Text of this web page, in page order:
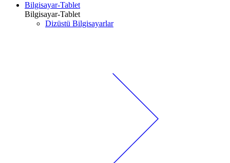
Bilgisayar-Tablet
Bilgisayar-Tablet
Dizüstü Bilgisayarlar